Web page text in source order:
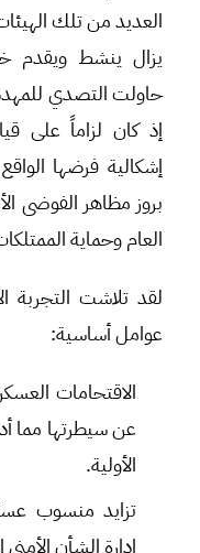
العديد من تلك
يزال ينشط ويقدم
حاولت التصدي
إذ كان لزاماً على
إشكالية فرضها
بروز مظاهر الفوضى
العام وحماية
لقد تلاشت التجربة
عوامل أساسية:
الاقتحامات
عن سيطرتها مما
الأولية.
تزايد منسوب
إدارة الشأن